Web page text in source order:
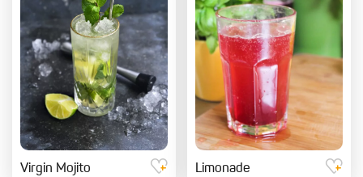
Virgin Mojito Limonade